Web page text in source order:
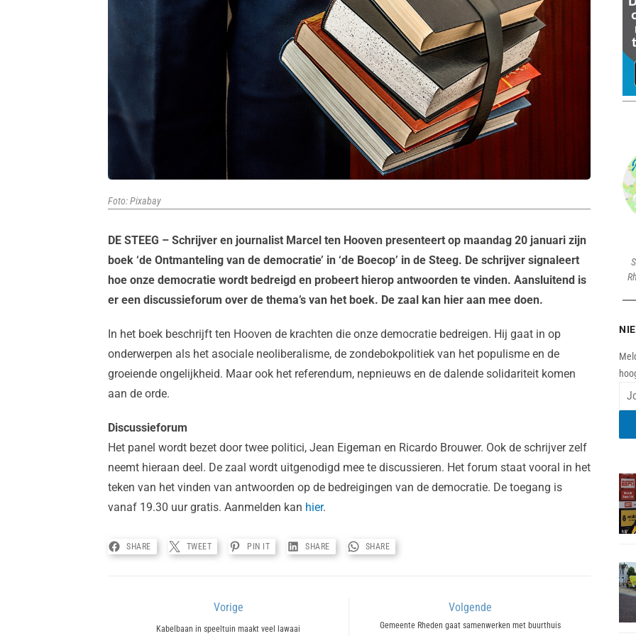
Foto: Pixabay
DE STEEG – Schrijver en journalist Marcel ten Hooven presenteert op maandag 20 januari zijn
boek ‘de Ontmanteling van de democratie’ in ‘de Boecop’ in de Steeg. De schrijver signaleert
hoe onze democratie wordt bedreigd en probeert hierop antwoorden te vinden. Aansluitend is
er een discussieforum over de thema’s van het boek. De zaal kan hier aan mee doen.
In het boek beschrijft ten Hooven de krachten die onze democratie bedreigen. Hij gaat in op
onderwerpen als het asociale neoliberalisme, de zondebokpolitiek van het populisme en de
groeiende ongelijkheid. Maar ook het referendum, nepnieuws en de dalende solidariteit komen
aan de orde.
Discussieforum
Het panel wordt bezet door twee politici, Jean Eigeman en Ricardo Brouwer. Ook de schrijver zelf
neemt hieraan deel. De zaal wordt uitgenodigd mee te discussieren. Het forum staat vooral in het
teken van het vinden van antwoorden op de bedreigingen van de democratie. De toegang is
vanaf 19.30 uur gratis. Aanmelden kan hier.
SHARE TWEET PIN IT SHARE SHARE
Vorige
Previous
Kabelbaan in speeltuin maakt veel lawaai
Volgende
Next
Gemeente Rheden gaat samenwerken met buurthuis